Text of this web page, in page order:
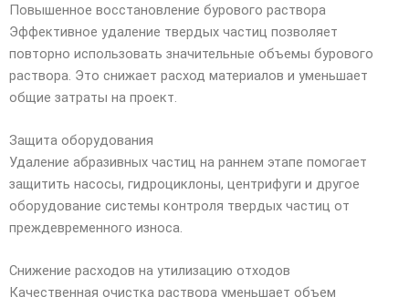
Повышенное восстановление бурового раствора
Эффективное удаление твердых частиц позволяет
повторно использовать значительные объемы бурового
раствора. Это снижает расход материалов и уменьшает
общие затраты на проект.
Защита оборудования
Удаление абразивных частиц на раннем этапе помогает
защитить насосы, гидроциклоны, центрифуги и другое
оборудование системы контроля твердых частиц от
преждевременного износа.
Снижение расходов на утилизацию отходов
Качественная очистка раствора уменьшает объем